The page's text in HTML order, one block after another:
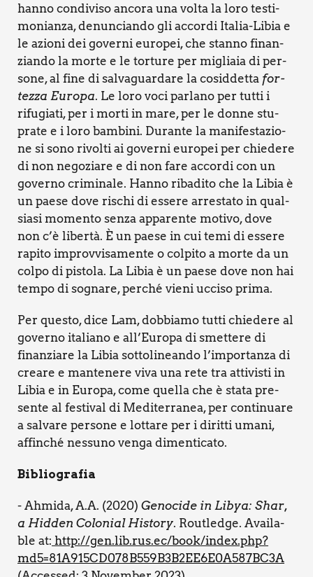
han­no con­di­vi­so anco­ra una vol­ta la loro testi­
mo­nian­za, denun­cian­do gli accor­di Ita­lia-Libia e
le azio­ni dei gover­ni euro­pei, che stan­no finan­
zian­do la mor­te e le tor­tu­re per miglia­ia di per­
so­ne, al fine di sal­va­guar­da­re la cosid­det­ta for­
tez­za Euro­pa. Le loro voci par­la­no per tut­ti i
rifu­gia­ti, per i mor­ti in mare, per le don­ne stu­
pra­te e i loro bam­bi­ni. Duran­te la mani­fe­sta­zio­
ne si sono rivol­ti ai gover­ni euro­pei per chie­de­re
di non nego­zia­re e di non fare accor­di con un
gover­no cri­mi­na­le. Han­no riba­di­to che la Libia è
un pae­se dove rischi di esse­re arre­sta­to in qual­
sia­si momen­to sen­za appa­ren­te moti­vo, dove
non c’è liber­tà. È un pae­se in cui temi di esse­re
rapi­to improv­vi­sa­men­te o col­pi­to a mor­te da un
col­po di pisto­la. La Libia è un pae­se dove non hai
tem­po di sogna­re, per­ché vie­ni ucci­so pri­ma.
Per que­sto, dice Lam, dob­bia­mo tut­ti chie­de­re al
gover­no ita­lia­no e all’Europa di smet­te­re di
finan­zia­re la Libia sot­to­li­nean­do l’importanza di
crea­re e man­te­ne­re viva una rete tra atti­vi­sti in
Libia e in Euro­pa, come quel­la che è sta­ta pre­
sen­te al festi­val di Medi­ter­ra­nea, per con­ti­nua­re
a sal­va­re per­so­ne e lot­ta­re per i dirit­ti uma­ni,
affin­ché nes­su­no ven­ga dimen­ti­ca­to.
Biblio­gra­fia
- Ahmi­da, A.A. (2020) Geno­ci­de in Libya: Shar,
a Hid­den Colo­nial Histo­ry. Rou­tled­ge. Avai­la­
ble at: http://gen.lib.rus.ec/book/index.php?
md5=81A915CD078B559B3B2EE6E0A587BC3A